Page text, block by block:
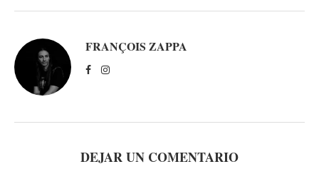
FRANÇOIS ZAPPA
DEJAR UN COMENTARIO